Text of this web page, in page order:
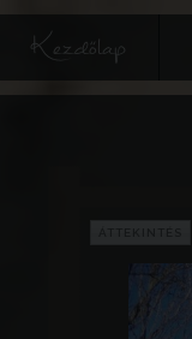
Kezdőlap